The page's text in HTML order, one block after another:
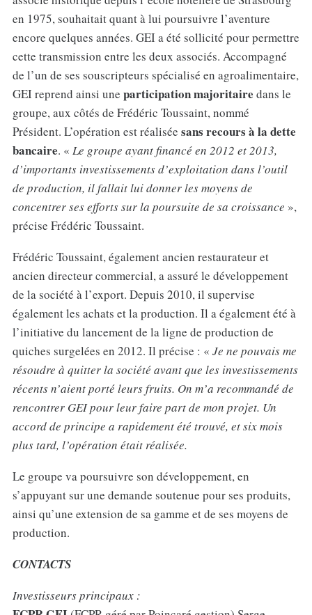
en 1975, souhaitait quant à lui poursuivre l’aventure
encore quelques années. GEI a été sollicité pour permettre
cette transmission entre les deux associés. Accompagné
de l’un de ses souscripteurs spécialisé en agroalimentaire,
GEI reprend ainsi une participation majoritaire dans le
groupe, aux côtés de Frédéric Toussaint, nommé
Président. L’opération est réalisée sans recours à la dette
bancaire. « Le groupe ayant financé en 2012 et 2013,
d’importants investissements d’exploitation dans l’outil
de production, il fallait lui donner les moyens de
concentrer ses efforts sur la poursuite de sa croissance »,
précise Frédéric Toussaint.
Frédéric Toussaint, également ancien restaurateur et
ancien directeur commercial, a assuré le développement
de la société à l’export. Depuis 2010, il supervise
également les achats et la production. Il a également été à
l’initiative du lancement de la ligne de production de
quiches surgelées en 2012. Il précise : « Je ne pouvais me
résoudre à quitter la société avant que les investissements
récents n’aient porté leurs fruits. On m’a recommandé de
rencontrer GEI pour leur faire part de mon projet. Un
accord de principe a rapidement été trouvé, et six mois
plus tard, l’opération était réalisée.
Le groupe va poursuivre son développement, en
s’appuyant sur une demande soutenue pour ses produits,
ainsi qu’une extension de sa gamme et de ses moyens de
production.
CONTACTS
Investisseurs principaux :